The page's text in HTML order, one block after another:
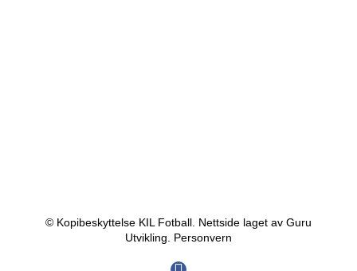
© Kopibeskyttelse KIL Fotball. Nettside laget av Guru
Utvikling. Personvern